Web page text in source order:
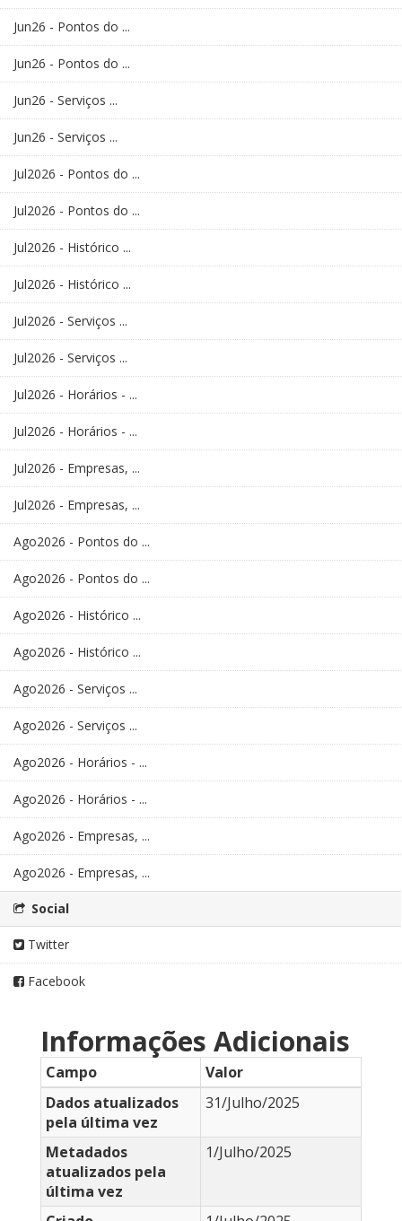
Jun26 - Pontos do ...
Jun26 - Pontos do ...
Jun26 - Serviços ...
Jun26 - Serviços ...
Jul2026 - Pontos do ...
Jul2026 - Pontos do ...
Jul2026 - Histórico ...
Jul2026 - Histórico ...
Jul2026 - Serviços ...
Jul2026 - Serviços ...
Jul2026 - Horários - ...
Jul2026 - Horários - ...
Jul2026 - Empresas, ...
Jul2026 - Empresas, ...
Ago2026 - Pontos do ...
Ago2026 - Pontos do ...
Ago2026 - Histórico ...
Ago2026 - Histórico ...
Ago2026 - Serviços ...
Ago2026 - Serviços ...
Ago2026 - Horários - ...
Ago2026 - Horários - ...
Ago2026 - Empresas, ...
Ago2026 - Empresas, ...
Social
Twitter
Facebook
Informações Adicionais
Campo
Valor
Dados atualizados
pela última vez
31/Julho/2025
Metadados
atualizados pela
última vez
1/Julho/2025